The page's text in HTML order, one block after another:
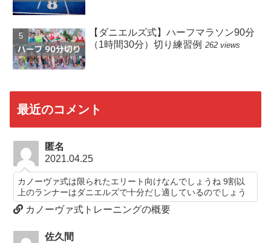
【ダニエルズ式】ハーフマラソン90分
（1時間30分）切り練習例 262 views
最近のコメント
匿名
2021.04.25
カノーヴァ式は限られたエリート向けなんでしょうね 9割以
上のランナーはダニエルズで十分だし適しているのでしょう
カノーヴァ式トレーニングの概要
佐久間